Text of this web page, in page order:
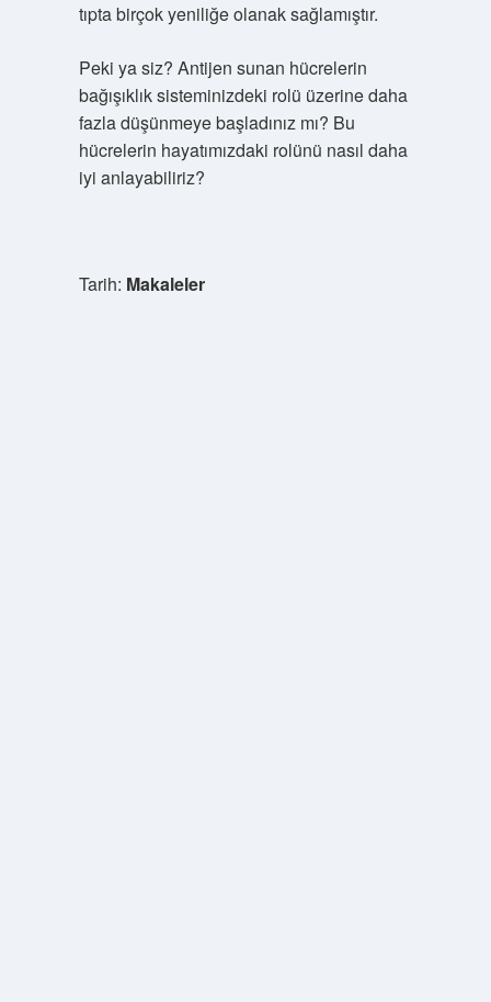
tıpta birçok yeniliğe olanak sağlamıştır.
Peki ya siz? Antijen sunan hücrelerin
bağışıklık sisteminizdeki rolü üzerine daha
fazla düşünmeye başladınız mı? Bu
hücrelerin hayatımızdaki rolünü nasıl daha
iyi anlayabiliriz?
Tarih: Makaleler